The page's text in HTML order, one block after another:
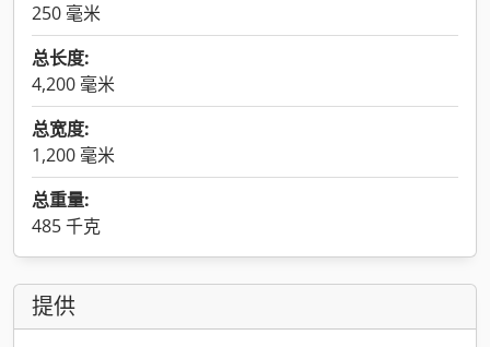
250 毫米
总长度:
4,200 毫米
总宽度:
1,200 毫米
总重量:
485 千克
提供